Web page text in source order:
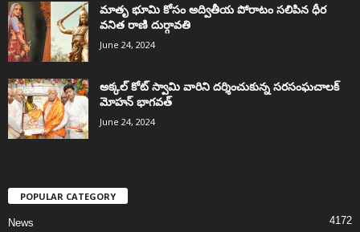
మాతృ భూమి కోసం అద్వితీయ పోరాటం సలిపిన ధీర
వనిత రాణి దుర్గావతి
June 24, 2024
అక్కల్‌ కోట్‌ స్వామి వారిని దర్శించుకున్న సరసంఘచాలక్
మోహన్ భాగవత్
June 24, 2024
POPULAR CATEGORY
News 4172